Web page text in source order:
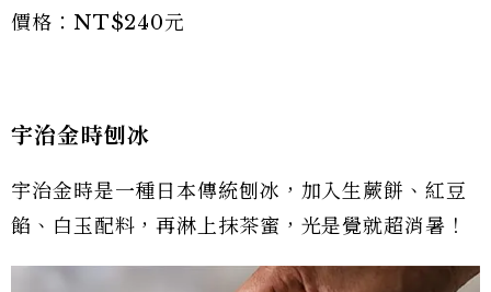
價格：NT$240元
宇治金時刨冰
宇治金時是一種日本傳統刨冰，加入生蕨餅、紅豆
餡、白玉配料，再淋上抹茶蜜，光是覺就超消暑！